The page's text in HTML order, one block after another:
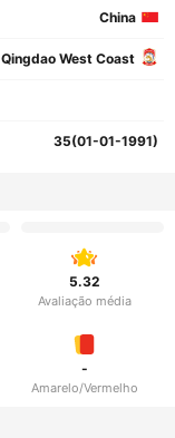
China
Qingdao West Coast
35(01-01-1991)
5.32
Avaliação média
-
Amarelo/Vermelho